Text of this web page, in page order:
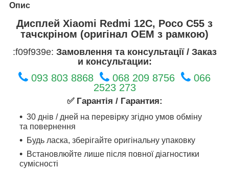
Опис
Дисплей Xiaomi Redmi 12C, Poco C55 з
тачскріном (оригінал OEM з рамкою)
:f09f939e: Замовлення та консультації / Заказ
и консультации:
093 803 8868 068 209 8756
066
2523 273
✅ Гарантія / Гарантия:
30 днів / дней на перевірку згідно умов обміну
та повернення
Будь ласка, зберігайте оригінальну упаковку
Встановлюйте лише після повної діагностики
сумісності